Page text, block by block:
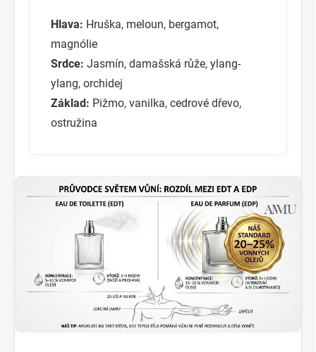
Hlava: Hruška, meloun, bergamot,
magnólie
Srdce: Jasmín, damašská růže, ylang-
ylang, orchidej
Základ: Pižmo, vanilka, cedrové dřevo,
ostružina